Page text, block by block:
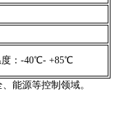
度：-40℃- +85℃
能源等控制领域。